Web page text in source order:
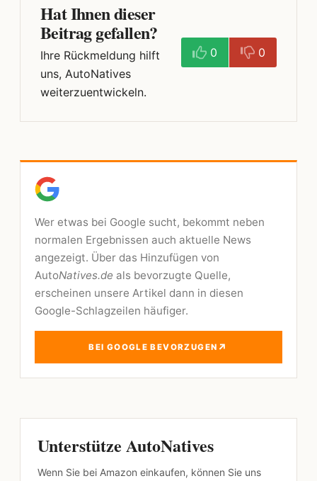
Hat Ihnen dieser
Beitrag gefallen?
Ihre Rückmeldung hilft
uns, AutoNatives
weiterzuentwickeln.
0 0
Wer etwas bei Google sucht, bekommt neben
normalen Ergebnissen auch aktuelle News
angezeigt. Über das Hinzufügen von
AutoNatives.de als bevorzugte Quelle,
erscheinen unsere Artikel dann in diesen
Google-Schlagzeilen häufiger.
BEI GOOGLE BEVORZUGEN ↗
Unterstütze AutoNatives
Wenn Sie bei Amazon einkaufen, können Sie uns